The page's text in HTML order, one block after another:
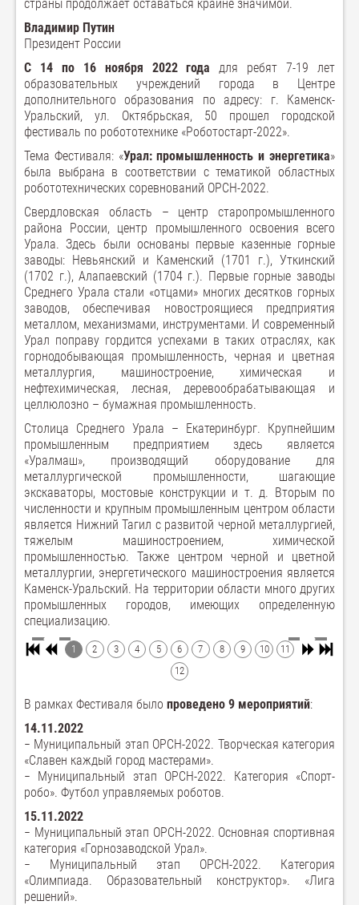
страны продолжает оставаться крайне значимой.
Владимир Путин
Президент России
С 14 по 16 ноября 2022 года для ребят 7-19 лет
образовательных учреждений города в Центре
дополнительного образования по адресу: г. Каменск-
Уральский, ул. Октябрьская, 50 прошел городской
фестиваль по робототехнике «Роботостарт-2022».
Тема Фестиваля: «Урал: промышленность и энергетика»
была выбрана в соответствии с тематикой областных
робототехнических соревнований ОРСН-2022.
Свердловская область – центр старопромышленного
района России, центр промышленного освоения всего
Урала. Здесь были основаны первые казенные горные
заводы: Невьянский и Каменский (1701 г.), Уткинский
(1702 г.), Алапаевский (1704 г.). Первые горные заводы
Среднего Урала стали «отцами» многих десятков горных
заводов, обеспечивая новостроящиеся предприятия
металлом, механизмами, инструментами. И современный
Урал поправу гордится успехами в таких отраслях, как
горнодобывающая промышленность, черная и цветная
металлургия, машиностроение, химическая и
нефтехимическая, лесная, деревообрабатывающая и
целлюлозно – бумажная промышленность.
Столица Среднего Урала – Екатеринбург. Крупнейшим
промышленным предприятием здесь является
«Уралмаш», производящий оборудование для
металлургической промышленности, шагающие
экскаваторы, мостовые конструкции и т. д. Вторым по
численности и крупным промышленным центром области
является Нижний Тагил с развитой черной металлургией,
тяжелым машиностроением, химической
промышленностью. Также центром черной и цветной
металлургии, энергетического машиностроения является
Каменск-Уральский. На территории области много других
промышленных городов, имеющих определенную
специализацию.
1 2 3 4 5 6 7 8 9 10
11
12
В рамках Фестиваля было проведено 9 мероприятий:
14.11.2022
− Муниципальный этап ОРСН-2022. Творческая категория
«Славен каждый город мастерами».
− Муниципальный этап ОРСН-2022. Категория «Спорт-
робо». Футбол управляемых роботов.
15.11.2022
− Муниципальный этап ОРСН-2022. Основная спортивная
категория «Горнозаводской Урал».
− Муниципальный этап ОРСН-2022. Категория
«Олимпиада. Образовательный конструктор». «Лига
решений».